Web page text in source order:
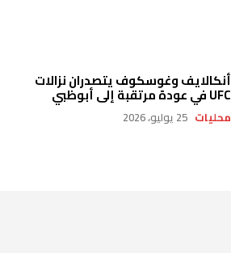
أنكالايف وغوسكوف يتصدران نزالات
UFC في عودة مرتقبة إلى أبوظبي
محليات 25 يوليو، 2026